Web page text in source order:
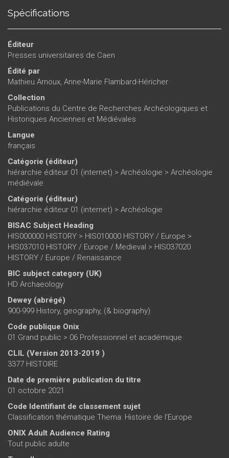
Spécifications
Éditeur
Presses universitaires de Caen
Édité par
Mathieu Arnoux Anne-Marie Flambard-Héricher
Collection
Publications du Centre de Recherches Archéologiques et
Historiques Anciennes et Médiévales
Langue
français
Catégorie (éditeur)
hiérarchie éditeur 01 (internet) > Archéologie > Archéologie
médiévale
Catégorie (éditeur)
hiérarchie éditeur 01 (internet) > Archéologie
BISAC Subject Heading
HIS000000 HISTORY > HIS010000 HISTORY / Europe >
HIS037010 HISTORY / Europe / Medieval > HIS037020
HISTORY / Europe / Renaissance
BIC subject category (UK)
HD Archaeology
Dewey (abrégé)
900-999 History, geography, (& biography)
Code publique Onix
01 Grand public > 06 Professionnel et académique
CLIL (Version 2013-2019 )
3377 HISTOIRE
Date de première publication du titre
01 octobre 2021
Code Identifiant de classement sujet
Classification thématique Thema: Histoire de l’Europe
ONIX Adult Audience Rating
Tout public adulte